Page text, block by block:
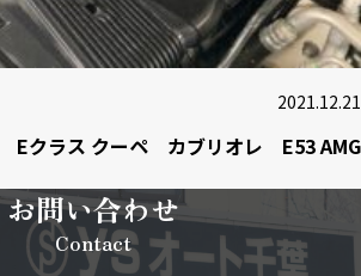
2021.12.21
Eクラス クーペ カブリオレ E53 AMG
お問い合わせ
Contact